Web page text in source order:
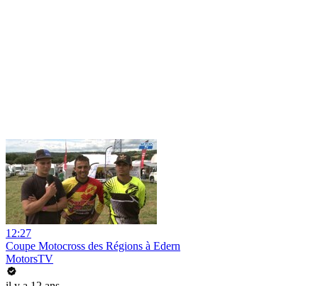
12:27
Coupe Motocross des Régions à Edern
MotorsTV